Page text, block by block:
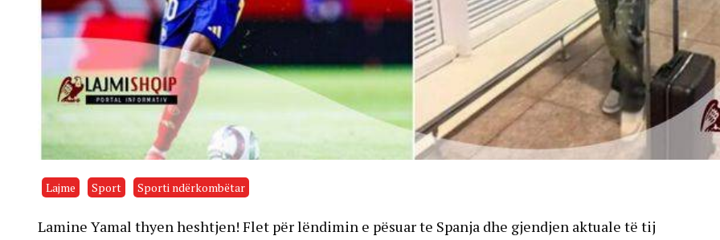
Lajme Sport Sporti ndërkombëtar
Lamine Yamal thyen heshtjen! Flet për lëndimin e pësuar te Spanja dhe gjendjen aktuale të tij